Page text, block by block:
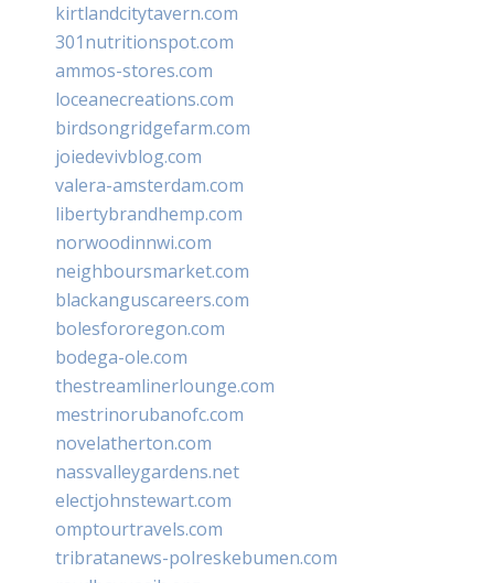
kirtlandcitytavern.com
301nutritionspot.com
ammos-stores.com
loceanecreations.com
birdsongridgefarm.com
joiedevivblog.com
valera-amsterdam.com
libertybrandhemp.com
norwoodinnwi.com
neighboursmarket.com
blackanguscareers.com
bolesfororegon.com
bodega-ole.com
thestreamlinerlounge.com
mestrinorubanofc.com
novelatherton.com
nassvalleygardens.net
electjohnstewart.com
omptourtravels.com
tribratanews-polreskebumen.com